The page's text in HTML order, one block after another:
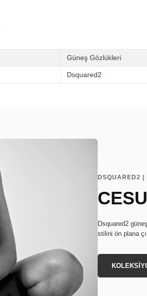
Güneş Gözlükleri
Dsquared2
DSQUARED2 |
Dsquared2
stilini ön plana